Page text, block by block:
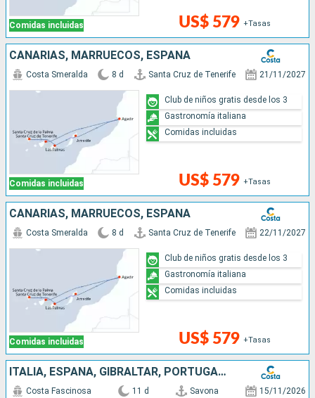
Comidas incluidas US$ 579 +Tasas
CANARIAS, MARRUECOS, ESPAÑA
Comidas incluidas
Costa Smeralda 8 d Santa Cruz de Tenerife 21/11/2027
US$ 579 +Tasas
Club de niños gratis desde los 3
Gastronomía italiana
Comidas incluidas
CANARIAS, MARRUECOS, ESPAÑA
Comidas incluidas
Costa Smeralda 8 d Santa Cruz de Tenerife 22/11/2027
US$ 579 +Tasas
Club de niños gratis desde los 3
Gastronomía italiana
Comidas incluidas
ITALIA, ESPAÑA, GIBRALTAR, PORTUGAL, FRANCIA
Costa Fascinosa 11 d Savona 15/11/2026